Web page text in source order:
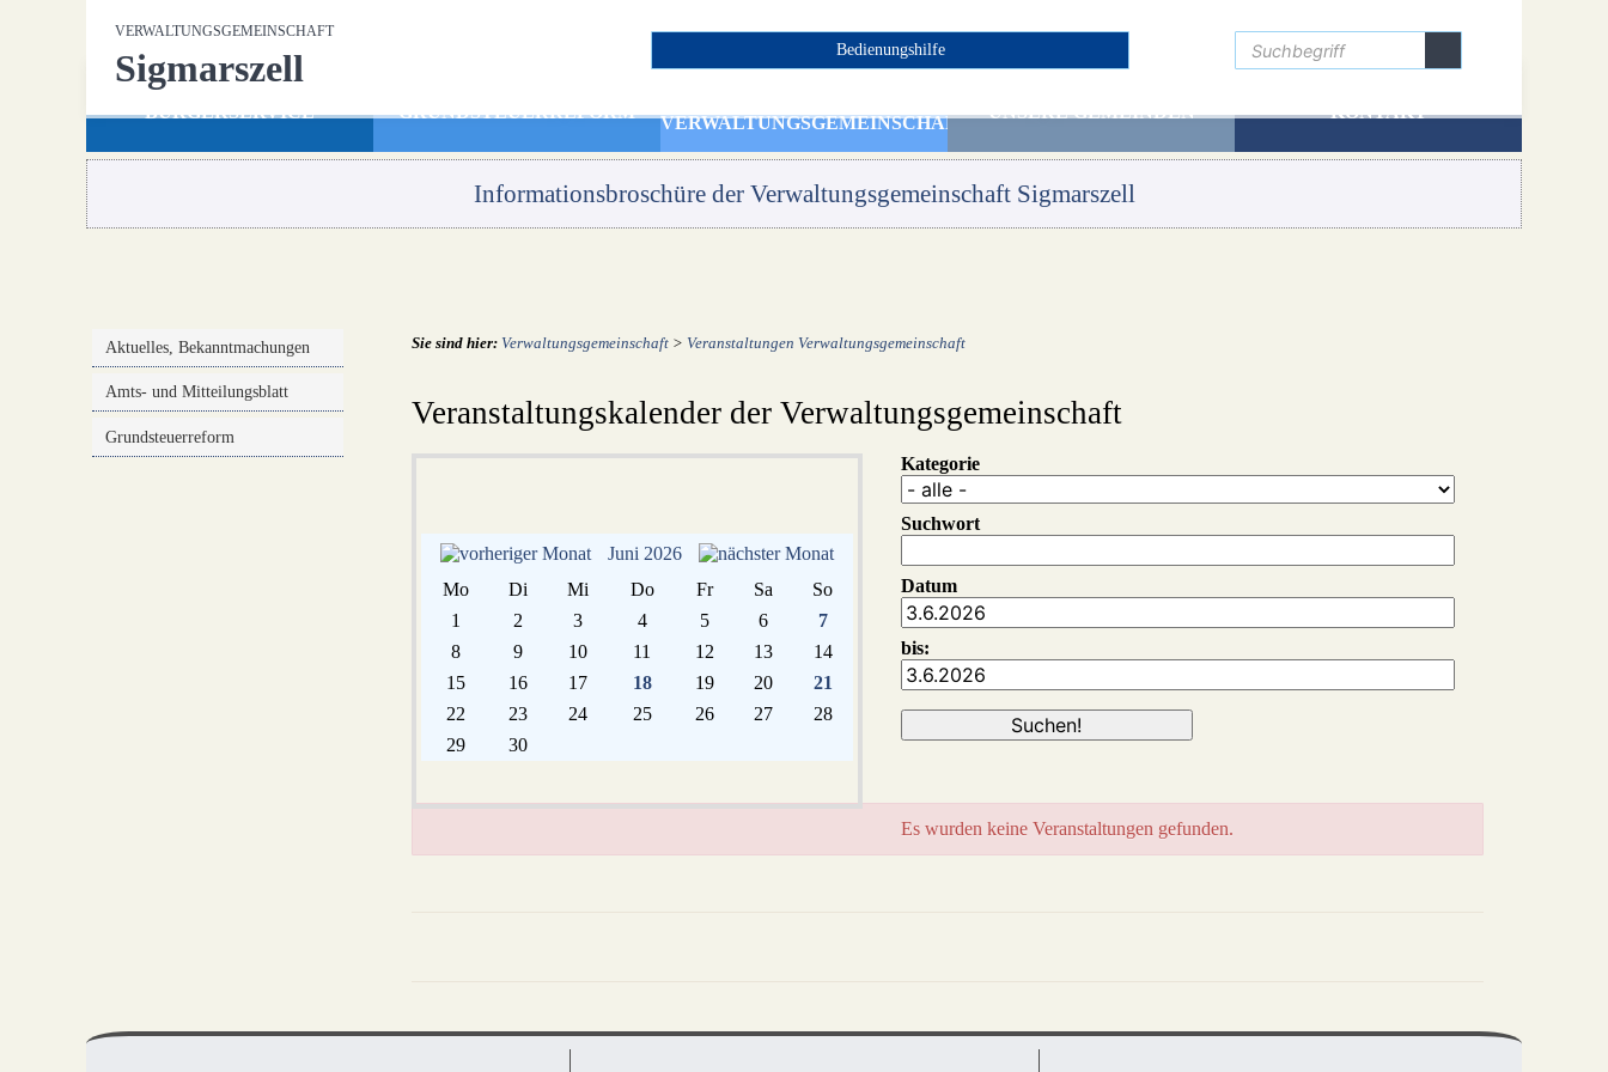
VERWALTUNGSGEMEINSCHAFT
Sigmarszell Bedienungshilfe
Gemeinde Hergensweiler Gemeinde Weißensberg
BÜRGERSERVICE GRUNDSTEUERREFORM
VERWALTUNGSGEMEINSCHAFT
UNSERE GEMEINDEN KONTAKT
Informationsbroschüre der Verwaltungsgemeinschaft Sigmarszell
Aktuelles, Bekanntmachungen
Amts- und Mitteilungsblatt
Grundsteuerreform
Sie sind hier: Verwaltungsgemeinschaft > Veranstaltungen Verwaltungsgemeinschaft
Veranstaltungskalender der Verwaltungsgemeinschaft
Juni 2026
Mo
Di Mi Do Fr Sa
So
1
2 3 4 5 6
7
8
9 10 11 12 13
14
15
16 17 18 19 20
21
22
23 24 25 26 27
28
29
30
Kategorie
Suchwort
Datum
bis:
Es wurden keine Veranstaltungen gefunden.